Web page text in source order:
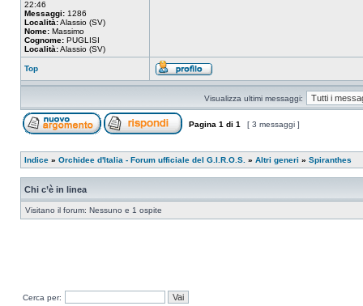
22:46
Messaggi: 1286
Località:Alassio (SV)
Nome: Massimo
Cognome: PUGLISI
Località:Alassio (SV)
Top
Visualizza ultimi messaggi:
Pagina 1 di 1 [ 3 messaggi ]
Indice » Orchidee d'Italia - Forum ufficiale del G.I.R.O.S. » Altri generi » Spiranthes
Chi c’è in linea
Visitano il forum: Nessuno e 1 ospite
Cerca per: